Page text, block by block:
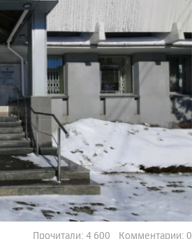
Прочитали: 4 600 Комментарии: 0